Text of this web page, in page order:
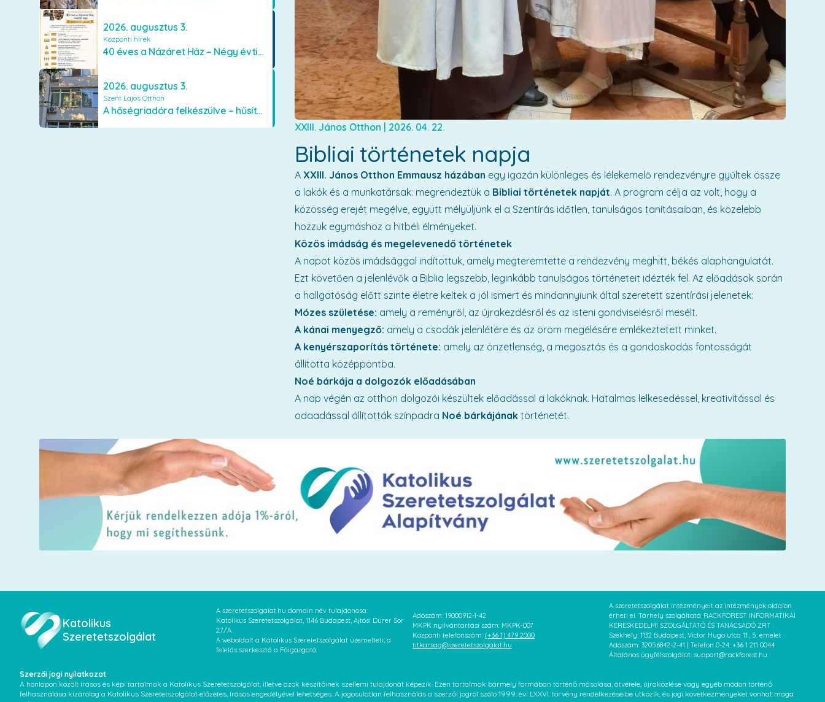
2026. augusztus 3.
Központi hírek
40 éves a Názáret Ház – Négy évtized szeretetben és gondoskodásban
2026. augusztus 3.
Szent Lajos Otthon
A hőségriadóra felkészülve – hűsítő fejlesztések a Szent Lajos Otthonban
XXIII. János Otthon | 2026. 04. 22.
Bibliai történetek napja
A XXIII. János Otthon Emmausz házában egy igazán különleges és lélekemelő rendezvényre gyűltek össze
a lakók és a munkatársak: megrendeztük a Bibliai történetek napját. A program célja az volt, hogy a
közösség erejét megélve, együtt mélyüljünk el a Szentírás időtlen, tanulságos tanításaiban, és közelebb
hozzuk egymáshoz a hitbéli élményeket.
Közös imádság és megelevenedő történetek
A napot közös imádsággal indítottuk, amely megteremtette a rendezvény meghitt, békés alaphangulatát.
Ezt követően a jelenlévők a Biblia legszebb, leginkább tanulságos történeteit idézték fel. Az előadások során
a hallgatóság előtt szinte életre keltek a jól ismert és mindannyiunk által szeretett szentírási jelenetek:
Mózes születése: amely a reményről, az újrakezdésről és az isteni gondviselésről mesélt.
A kánai menyegző: amely a csodák jelenlétére és az öröm megélésére emlékeztetett minket.
A kenyérszaporítás története: amely az önzetlenség, a megosztás és a gondoskodás fontosságát
állította középpontba.
Noé bárkája a dolgozók előadásában
A nap végén az otthon dolgozói készültek előadással a lakóknak. Hatalmas lelkesedéssel, kreativitással és
odaadással állították színpadra Noé bárkájának történetét.
Katolikus
Szeretetszolgálat
A szeretetszolgalat.hu domain név tulajdonosa:
Katolikus Szeretetszolgálat, 1146 Budapest, Ajtósi Dürer Sor
27/A.
A weboldalt a Katolikus Szeretetszolgálat üzemelteti, a
felelős szerkesztő a Főigazgató.
Adószám: 19000912-1-42
MKPK nyilvántartási szám: MKPK-007
Központi telefonszám: (+36 1) 479 2000
titkarsag@szeretetszolgalat.hu
A szeretetszolgálat intézményeit az intézmények oldalon
érheti el. Tárhely szolgáltató: RACKFOREST INFORMATIKAI
KERESKEDELMI SZOLGÁLTATÓ ÉS TANÁCSADÓ ZRT.
Székhely: 1132 Budapest, Victor Hugo utca 11., 5. emelet
Adószám: 32056842-2-41 | Telefon 0-24: +36 1 211 0044
Általános ügyfélszolgálat: support@rackforest.hu
Szerzői jogi nyilatkozat
A honlapon közölt írásos és képi tartalmak a Katolikus Szeretetszolgálat, illetve azok készítőinek szellemi tulajdonát képezik. Ezen tartalmak bármely formában történő másolása, átvétele, újraközlése vagy egyéb módon történő
felhasználása kizárólag a Katolikus Szeretetszolgálat előzetes, írásos engedélyével lehetséges. A jogosulatlan felhasználás a szerzői jogról szóló 1999. évi LXXVI. törvény rendelkezéseibe ütközik, és jogi következményeket vonhat maga